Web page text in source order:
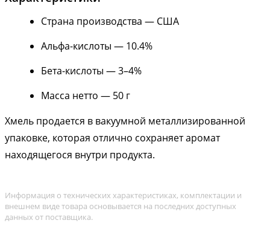
Страна производства — США
Альфа-кислоты — 10.4%
Бета-кислоты — 3–4%
Масса нетто — 50 г
Хмель продается в вакуумной металлизированной
упаковке, которая отлично сохраняет аромат
находящегося внутри продукта.
Информация о технических характеристиках, комплектации и
внешнем виде товара основывается на последних доступных
данных от поставщика.